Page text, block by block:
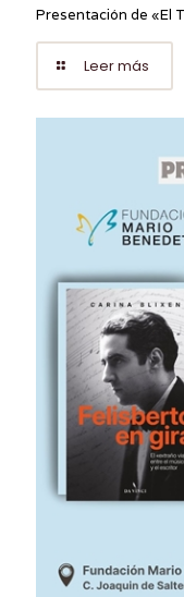
Presentación de «El
Leer más